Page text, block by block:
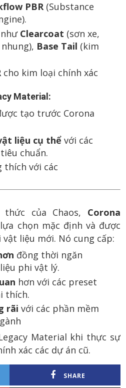
PBR(Substance
Clearcoat (sơn xe,
Base Tail (kim
cho kim loại chính xác
Material:
tạo trước Corona
liệu cụ thể với các
chuẩn.
thích với các
của Chaos, Corona
chọn mặc định và được
liệu mới. Nó cung cấp:
đồng thời ngăn
phi vật lý.
hơn với các preset
thích.
rãi với các phần mềm
Material khi thực sự
xác các dự án cũ.
SHARE